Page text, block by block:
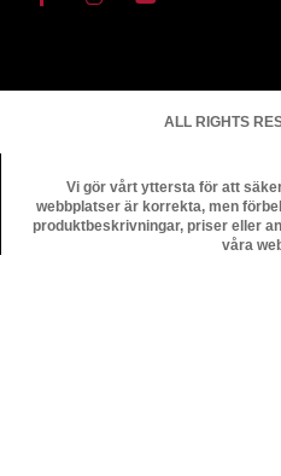
ALL RIGHTS
Vi gör vårt yttersta för att
webbplatser är korrekta, men
produktbeskrivningar, priser eller
våra